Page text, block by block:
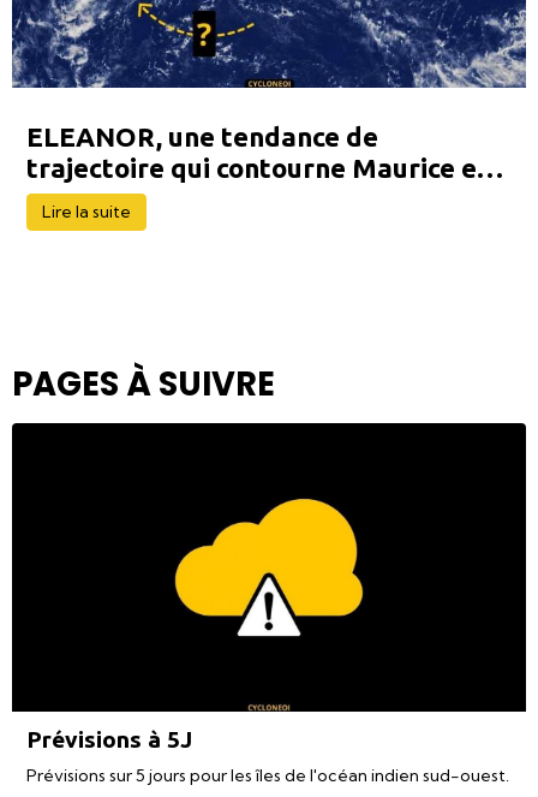
ELEANOR, une tendance de
trajectoire qui contourne Maurice et
La Réunion
Lire la suite
PAGES À SUIVRE
Prévisions à 5J
Prévisions sur 5 jours pour les îles de l'océan indien sud-ouest.